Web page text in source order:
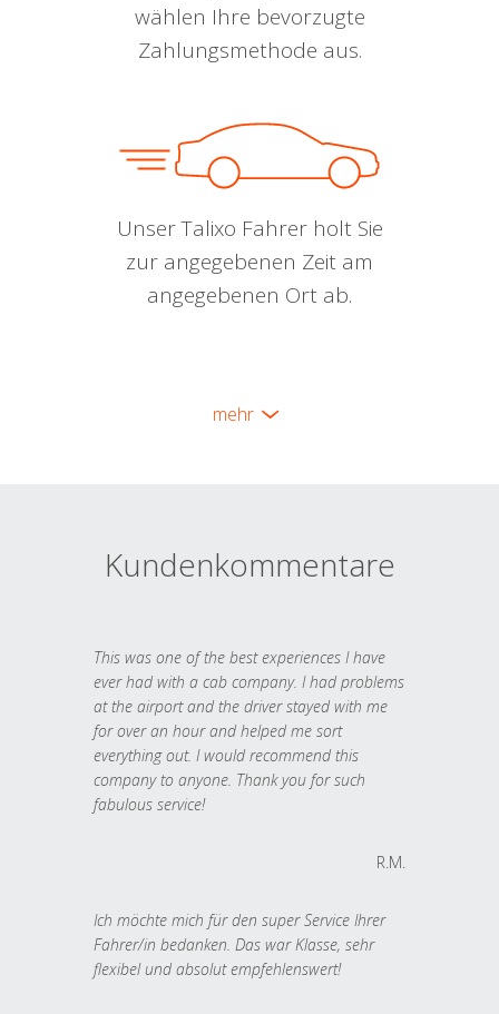
wählen Ihre bevorzugte
Zahlungsmethode aus.
Unser Talixo Fahrer holt Sie
zur angegebenen Zeit am
angegebenen Ort ab.
mehr
Kundenkommentare
This was one of the best experiences I have
ever had with a cab company. I had problems
at the airport and the driver stayed with me
for over an hour and helped me sort
everything out. I would recommend this
company to anyone. Thank you for such
fabulous service!
R.M.
Ich möchte mich für den super Service Ihrer
Fahrer/in bedanken. Das war Klasse, sehr
flexibel und absolut empfehlenswert!